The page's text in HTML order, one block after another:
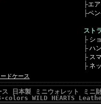
├エ
├ペ
スト
├ シ
├ハ
├ ス
├ ネ
ドケース
ス 日本製 ミニウォレット
colors WILD HEARTS